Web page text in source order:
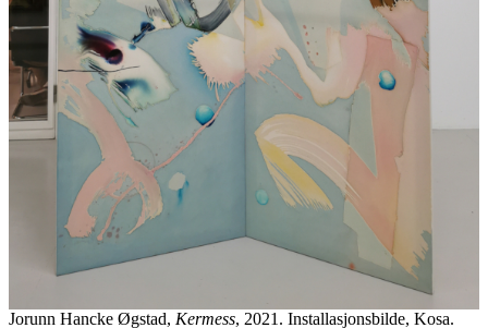
Jorunn Hancke Øgstad, Kermess, 2021. Installasjonsbilde, Kosa.